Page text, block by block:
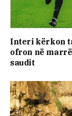
Interi kërkon
ofron në
saudit